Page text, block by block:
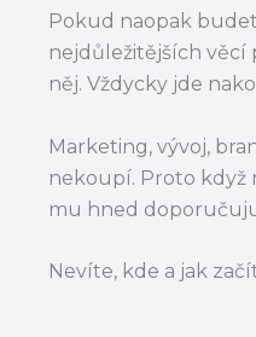
Pokud naopak
nejdůležitějších věcí
něj. Vždycky jde
Marketing, vývoj,
nekoupí. Proto když
mu hned
Nevíte, kde a jak